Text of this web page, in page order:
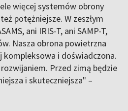
więcej systemów obrony
potężniejsze. W zeszłym
ani IRIS-T, ani SAMP-T,
Nasza obrona powietrzna
kompleksowa i doświadczona.
Przed zimą będzie
i skuteczniejsza" –